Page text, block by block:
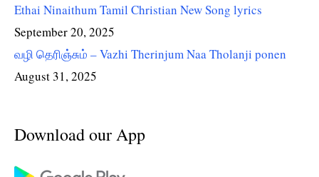
Ethai Ninaithum Tamil Christian New Song lyrics
September 20, 2025
வழி தெரிஞ்சும் – Vazhi Therinjum Naa Tholanji ponen
August 31, 2025
Download our App